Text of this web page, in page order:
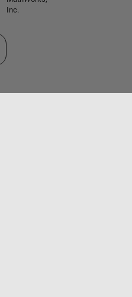
Inc.